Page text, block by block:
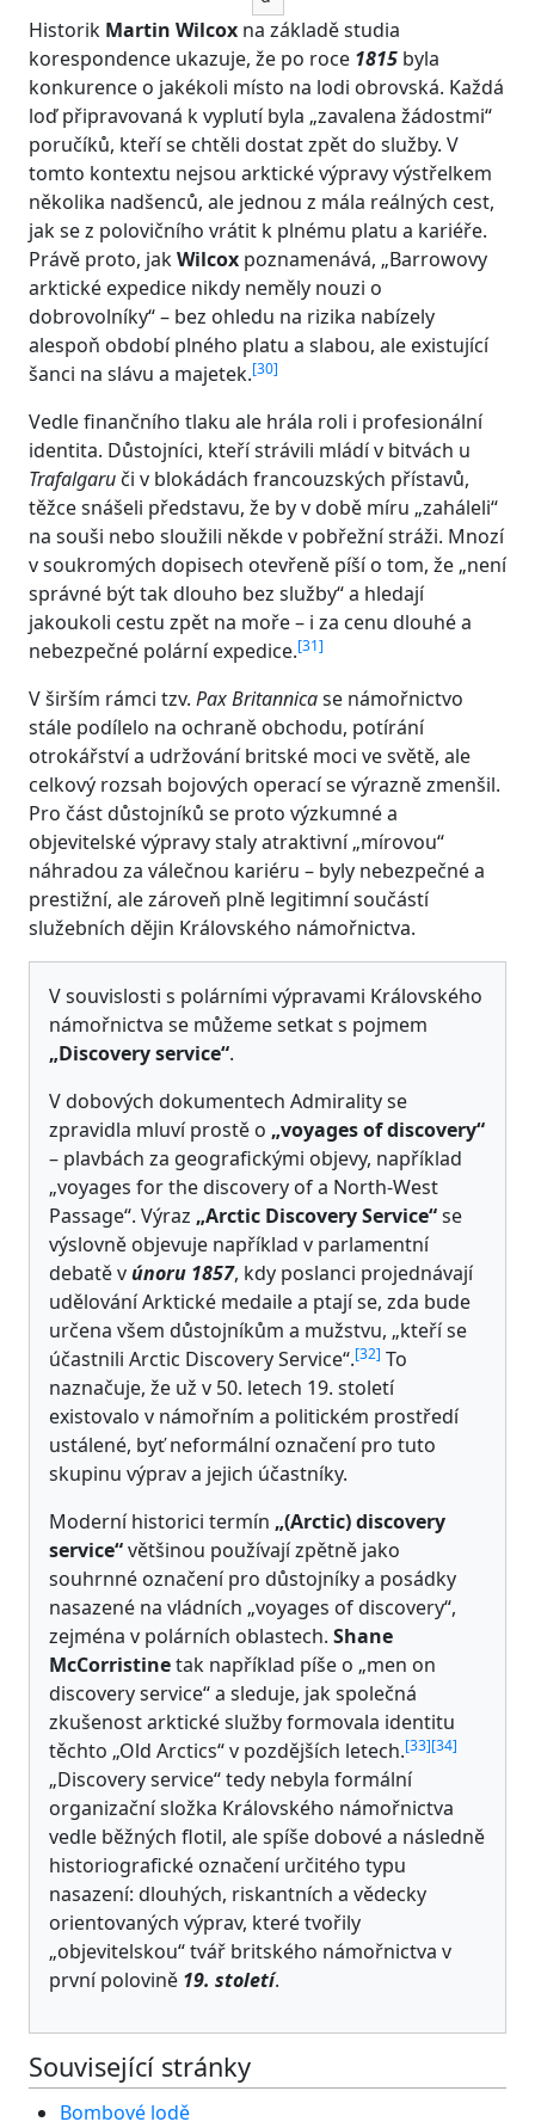
Historik Martin Wilcox na základě studia
korespondence ukazuje, že po roce 1815 byla
konkurence o jakékoli místo na lodi obrovská. Každá
loď připravovaná k vyplutí byla „zavalena žádostmi“
poručíků, kteří se chtěli dostat zpět do služby. V
tomto kontextu nejsou arktické výpravy výstřelkem
několika nadšenců, ale jednou z mála reálných cest,
jak se z polovičního vrátit k plnému platu a kariéře.
Právě proto, jakWilcox poznamenává, „Barrowovy
arktické expedice nikdy neměly nouzi o
dobrovolníky“ – bez ohledu na rizika nabízely
alespoň období plného platu a slabou, ale existující
šanci na slávu a majetek.[30]
Vedle finančního tlaku ale hrála roli i profesionální
identita. Důstojníci, kteří strávili mládí v bitvách u
Trafalgaru či v blokádách francouzských přístavů,
těžce snášeli představu, že by v době míru „zaháleli“
na souši nebo sloužili někde v pobřežní stráži. Mnozí
v soukromých dopisech otevřeně píší o tom, že „není
správné být tak dlouho bez služby“ a hledají
jakoukoli cestu zpět na moře – i za cenu dlouhé a
nebezpečné polární expedice.[31]
V širším rámci tzv. Pax Britannicase námořnictvo
stále podílelo na ochraně obchodu, potírání
otrokářství a udržování britské moci ve světě, ale
celkový rozsah bojových operací se výrazně zmenšil.
Pro část důstojníků se proto výzkumné a
objevitelské výpravy staly atraktivní „mírovou“
náhradou za válečnou kariéru – byly nebezpečné a
prestižní, ale zároveň plně legitimní součástí
služebních dějin Královského námořnictva.
V souvislosti s polárními výpravami Královského
námořnictva se můžeme setkat s pojmem
„Discovery service“.
V dobových dokumentech Admirality se
zpravidla mluví prostě o „voyages of discovery“
– plavbách za geografickými objevy, například
„voyages for the discovery of a North-West
Passage“. Výraz „Arctic Discovery Service“se
výslovně objevuje například v parlamentní
debatě vúnoru 1857, kdy poslanci projednávají
udělování Arktické medaile a ptají se, zda bude
určena všem důstojníkům a mužstvu, „kteří se
účastnili Arctic Discovery Service“.[32] To
naznačuje, že už v 50. letech 19. století
existovalo v námořním a politickém prostředí
ustálené, byť neformální označení pro tuto
skupinu výprav a jejich účastníky.
Moderní historici termín „(Arctic) discovery
service“většinou používají zpětně jako
souhrnné označení pro důstojníky a posádky
nasazené na vládních „voyages of discovery“,
zejména v polárních oblastech. Shane
McCorristinetak například píše o „men on
discovery service“ a sleduje, jak společná
zkušenost arktické služby formovala identitu
těchto „Old Arctics“ v pozdějších letech.[33][34]
„Discovery service“ tedy nebyla formální
organizační složka Královského námořnictva
vedle běžných flotil, ale spíše dobové a následně
historiografické označení určitého typu
nasazení: dlouhých, riskantních a vědecky
orientovaných výprav, které tvořily
„objevitelskou“ tvář britského námořnictva v
první polovině 19. století.
Související stránky
Bombové lodě